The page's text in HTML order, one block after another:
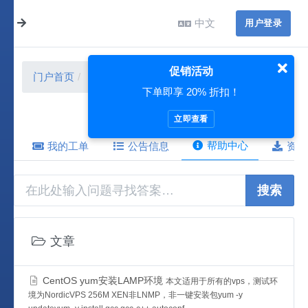
中文 用户登录
门户首页
我的工单 公告信息 帮助中心 资
搜索
文章
CentOS yum安装LAMP环境 本文适用于所有的vps，测试环
境为NordicVPS 256M XEN非LNMP，非一键安装包yum -y
促销活动
下单即享 20% 折扣！
立即查看